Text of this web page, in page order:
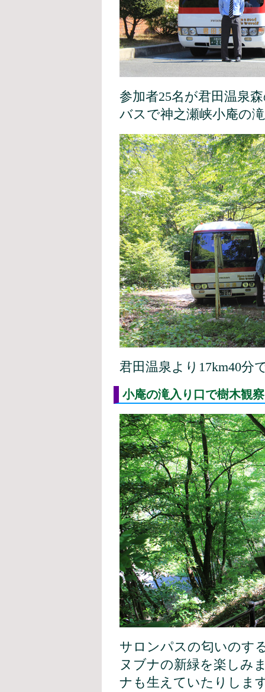
参加者25名が君田温泉
バスで神之瀬峡小庵の
君田温泉より17km40分
小庵の滝入り口で樹木観察
サロンパスの匂いのす
ヌブナの新緑を楽しみ
ナも生えていたりしま